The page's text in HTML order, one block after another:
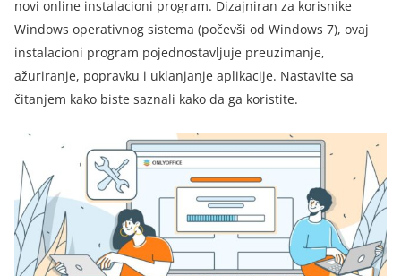
novi online instalacioni program. Dizajniran za korisnike
Windows operativnog sistema (počevši od Windows 7), ovaj
instalacioni program pojednostavljuje preuzimanje,
ažuriranje, popravku i uklanjanje aplikacije. Nastavite sa
čitanjem kako biste saznali kako da ga koristite.